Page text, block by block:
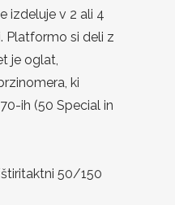
izdeluje v 2 ali 4
Platformo si deli z
je oglat,
ki
ih (50 Special in
50/150